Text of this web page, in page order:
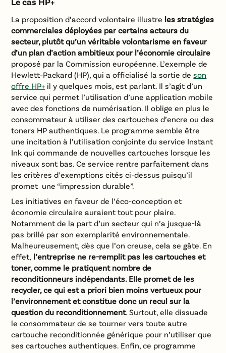
La proposition d’accord volontaire illustre les stratégies
commerciales déployées par certains acteurs du
secteur, plutôt qu’un véritable volontarisme en faveur
d’un plan d’action ambitieux pour l’économie circulaire
proposé par la Commission européenne. L’exemple de
Hewlett-Packard (HP), qui a officialisé la sortie deson
offre HP+ il y quelques mois, est parlant. Il s’agit d’un
service qui permet l’utilisation d’une application mobile
avec des fonctions de numérisation. Il oblige en plus le
consommateur à utiliser des cartouches d’encre ou des
toners HP authentiques. Le programme semble être
une incitation à l’utilisation conjointe du service Instant
Ink qui commande de nouvelles cartouches lorsque les
niveaux sont bas. Ce service rentre parfaitement dans
les critères d’exemptions cités ci-dessus puisqu’il
promet une “impression durable”.
Les initiatives en faveur de l’éco-conception et
économie circulaire auraient tout pour plaire.
Notamment de la part d’un secteur qui n’a jusque-là
pas brillé par son exemplarité environnementale.
Malheureusement, dès que l’on creuse, cela se gâte. En
effet, l’entreprise ne re-remplit pas les cartouches et
toner, comme le pratiquent nombre de
reconditionneurs indépendants. Elle promet de les
recycler, ce qui est a priori bien moins vertueux pour
l’environnement et constitue donc un recul sur la
question du reconditionnement. Surtout, elle dissuade
le consommateur de se tourner vers toute autre
cartouche reconditionnée générique pour n’utiliser que
ses cartouches authentiques. Enfin, ce programme